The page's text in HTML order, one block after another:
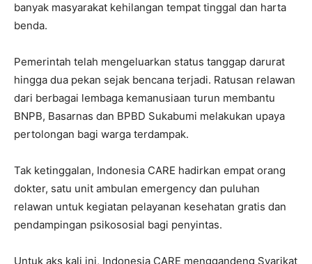
banyak masyarakat kehilangan tempat tinggal dan harta
benda.
Pemerintah telah mengeluarkan status tanggap darurat
hingga dua pekan sejak bencana terjadi. Ratusan relawan
dari berbagai lembaga kemanusiaan turun membantu
BNPB, Basarnas dan BPBD Sukabumi melakukan upaya
pertolongan bagi warga terdampak.
Tak ketinggalan, Indonesia CARE hadirkan empat orang
dokter, satu unit ambulan emergency dan puluhan
relawan untuk kegiatan pelayanan kesehatan gratis dan
pendampingan psikososial bagi penyintas.
Untuk aks kali ini, Indonesia CARE menggandeng Syarikat